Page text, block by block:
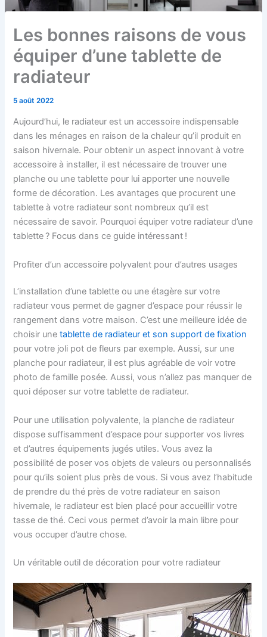
Les bonnes raisons de vous
équiper d’une tablette de
radiateur
5 août 2022
Aujourd’hui, le radiateur est un accessoire indispensable
dans les ménages en raison de la chaleur qu’il produit en
saison hivernale. Pour obtenir un aspect innovant à votre
accessoire à installer, il est nécessaire de trouver une
planche ou une tablette pour lui apporter une nouvelle
forme de décoration. Les avantages que procurent une
tablette à votre radiateur sont nombreux qu’il est
nécessaire de savoir. Pourquoi équiper votre radiateur d’une
tablette ? Focus dans ce guide intéressant !
Profiter d’un accessoire polyvalent pour d’autres usages
L’installation d’une tablette ou une étagère sur votre
radiateur vous permet de gagner d’espace pour réussir le
rangement dans votre maison. C’est une meilleure idée de
choisir unetablette de radiateur et son support de fixation
pour votre joli pot de fleurs par exemple. Aussi, sur une
planche pour radiateur, il est plus agréable de voir votre
photo de famille posée. Aussi, vous n’allez pas manquer de
quoi déposer sur votre tablette de radiateur.
Pour une utilisation polyvalente, la planche de radiateur
dispose suffisamment d’espace pour supporter vos livres
et d’autres équipements jugés utiles. Vous avez la
possibilité de poser vos objets de valeurs ou personnalisés
pour qu’ils soient plus près de vous. Si vous avez l’habitude
de prendre du thé près de votre radiateur en saison
hivernale, le radiateur est bien placé pour accueillir votre
tasse de thé. Ceci vous permet d’avoir la main libre pour
vous occuper d’autre chose.
Un véritable outil de décoration pour votre radiateur